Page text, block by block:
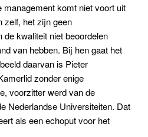
komt niet voort uit
zelf, het zijn geen
kwaliteit niet beoordelen
van hebben. Bij hen gaat het
daarvan is Pieter
zonder enige
voorzitter werd van de
Nederlandse Universiteiten. Dat
als een echoput voor het